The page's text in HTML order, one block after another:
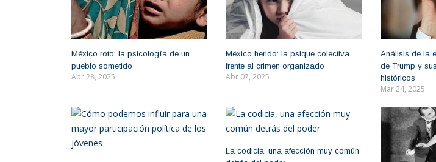
México roto: la psicología de un
pueblo sometido
Abr 28, 2025
México herido: la psique colectiva
frente al crimen organizado
Abr 07, 2025
Análisis de la
de Trump y
históricos
Mar 24, 2025
La codicia, una afección muy común